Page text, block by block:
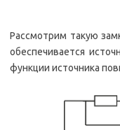
Рассмотрим такую
обеспечивается
функции источника